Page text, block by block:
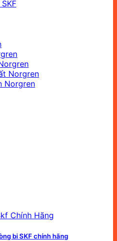
Norgren
Norgren
bi SKF chính hãng